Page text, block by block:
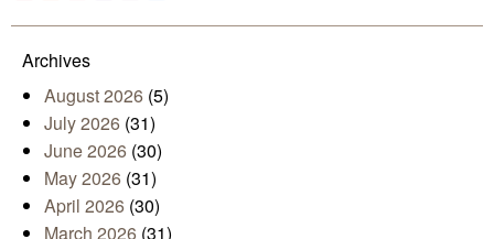
Mail
Archives
August 2026 (5)
July 2026 (31)
June 2026 (30)
May 2026 (31)
April 2026 (30)
March 2026 (31)